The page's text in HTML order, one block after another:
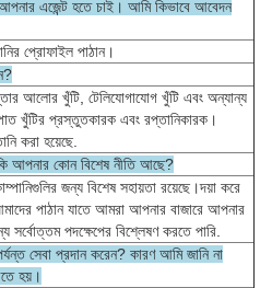
এজেন্ট হতে চাই। আমি কিভাবে আবেদন
প্রোফাইল পাঠান।
আলোর খুঁটি, টেলিযোগাযোগ খুঁটি এবং অন্যান্য
খুঁটির প্রস্তুতকারক এবং রপ্তানিকারক।
করা হয়েছে.
আপনার কোন বিশেষ নীতি আছে?
জন্য বিশেষ সহায়তা রয়েছে।দয়া করে
পাঠান যাতে আমরা আপনার বাজারে আপনার
পদক্ষেপের বিশ্লেষণ করতে পারি.
সেবা প্রদান করেন? কারণ আমি জানি না
হয়।